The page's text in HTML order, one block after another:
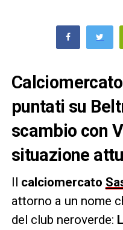
puntati su
scambio con
situazione
Il calciomercato
attorno a un nome
del club neroverde: